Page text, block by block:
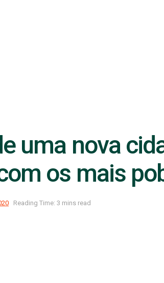
uma nova
os mais
Reading Time: 3 mins read